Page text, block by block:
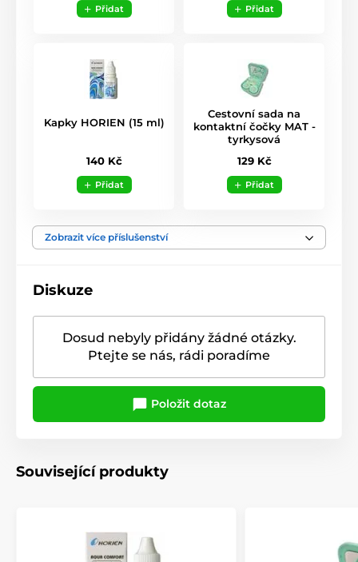
Přidat Přidat
Kapky HORIEN (15 ml)
140 Kč
Přidat
Cestovní sada na
kontaktní čočky MAT -
tyrkysová
129 Kč
Přidat
Zobrazit více příslušenství
Diskuze
Dosud nebyly přidány žádné otázky.
Ptejte se nás, rádi poradíme
Položit dotaz
Související produkty